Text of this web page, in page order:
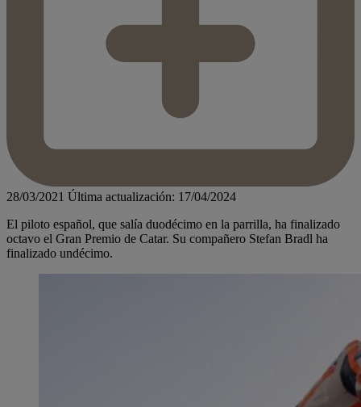
28/03/2021 Última actualización: 17/04/2024
El piloto español, que salía duodécimo en la parrilla, ha finalizado
octavo el Gran Premio de Catar. Su compañero Stefan Bradl ha
finalizado undécimo.